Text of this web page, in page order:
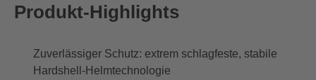
Produkt-Highlights
Zuverlässiger Schutz: extrem schlagfeste, stabile
Hardshell-Helmtechnologie